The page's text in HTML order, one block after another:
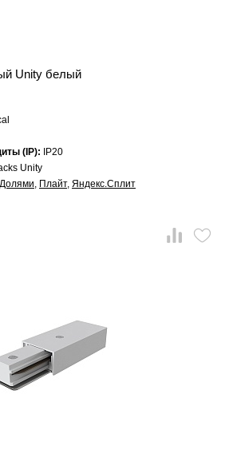
Unity белый
(IP):
IP20
Unity
Долями, Плайт, Яндекс.Сплит